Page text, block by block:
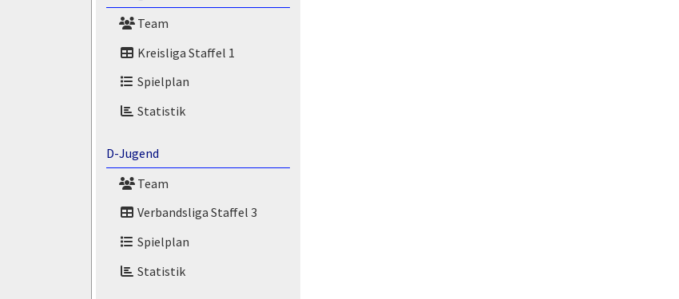
Team
Kreisliga Staffel 1
Spielplan
Statistik
D-Jugend
Team
Verbandsliga Staffel 3
Spielplan
Statistik